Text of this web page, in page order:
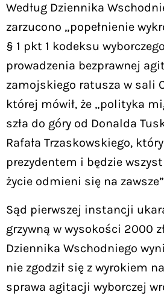
Według Dziennika
zarzucono „popełnienie
§ 1 pkt 1 kodeksu
prowadzenia bezprawnej
zamojskiego ratusza w sali
której mówił, że „polityka
szła do góry od Donalda
Rafała Trzaskowskiego,
prezydentem i będzie
życie odmieni się na
Sąd pierwszej instancji
grzywną w wysokości 2000
Dziennika Wschodniego
nie zgodził się z wyrokiem
sprawa agitacji wyborczej